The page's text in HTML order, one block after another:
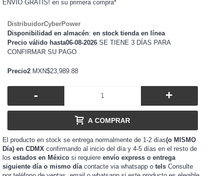
ENVIO GRATIS! en su primera compra*
DistribuidorCyberPower
Disponibilidad en almacén: en stock tienda en línea
Precio válido hasta06-08-2026 SE TIENE 3 DÍAS PARA
CONFIRMAR SU PAGO
Precio2 MXN$23,989.88
- +
A COMPRAR
El producto en stock se entrega normalmente de 1-2 días(o MISMO
Día) en CDMX confirmando al inicio del día y 4-5 días en el resto de
los estados en México si requiere envío express o entrega
siguiente día o mismo día contacte via whatsapp o tels Consulte